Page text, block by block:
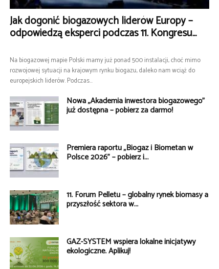
Jak dogonić biogazowych liderów Europy –
odpowiedzą eksperci podczas 11. Kongresu...
Na biogazowej mapie Polski mamy już ponad 500 instalacji, choć mimo
rozwojowej sytuacji na krajowym rynku biogazu, daleko nam wciąż do
europejskich liderów. Podczas...
Nowa „Akademia inwestora biogazowego”
już dostępna – pobierz za darmo!
Premiera raportu „Biogaz i Biometan w
Polsce 2026” – pobierz i...
11. Forum Pelletu – globalny rynek biomasy a
przyszłość sektora w...
GAZ-SYSTEM wspiera lokalne inicjatywy
ekologiczne. Aplikuj!